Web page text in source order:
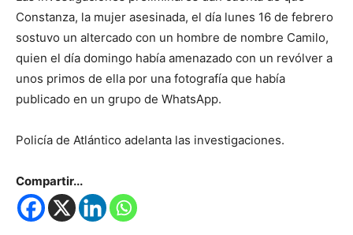
Constanza, la mujer asesinada, el día lunes 16 de febrero
sostuvo un altercado con un hombre de nombre Camilo,
quien el día domingo había amenazado con un revólver a
unos primos de ella por una fotografía que había
publicado en un grupo de WhatsApp.
Policía de Atlántico adelanta las investigaciones.
Compartir...